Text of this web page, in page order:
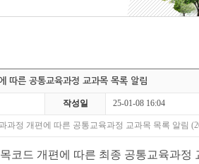
따른 공통교육과정 교과목 목록 알림
작성일 25-01-08 16:04
과정 개편에 따른 공통교육과정 교과목 목록 알림
코드 개편에 따른 최종 공통교육과정